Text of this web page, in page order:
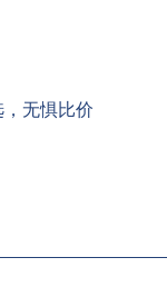
，无惧比价